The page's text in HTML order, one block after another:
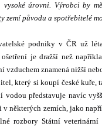
vysoké úrovni. Výrobci by
zemí původu a spotřebitelé
podniky v ČR už
ošetření je dražší než
vzduchem znamená nižší
který si koupí české kuře,
vodou představuje navíc
v některých zemích, jako
rozbory Státní